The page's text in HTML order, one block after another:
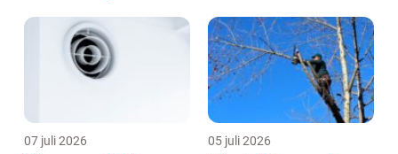
07 juli 2026 05 juli 2026